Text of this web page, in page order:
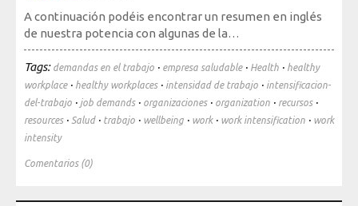
Publicaciones: Sociedad, Innovación y Salud
Publicaciones: Internacional, Sectores y Salud
Mediateca
A continuación podéis encontrar un resumen en inglés
de nuestra potencia con algunas de la…
Tags: demandas en el trabajo · empresa saludable· Health · healthy
workplace· healthy workplaces· intensidad de trabajo · intensificacion-
del-trabajo · job demands· organizaciones· organization · recursos·
resources· Salud· trabajo · wellbeing · work· work intensification · work
intensity
Comentarios (0)